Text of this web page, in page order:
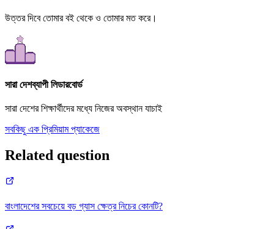
উত্তর দিবে তোমার বই থেকে ও তোমার মত করে।
সারা দেশব্যাপী লিডারবোর্ড
সারা দেশের শিক্ষার্থীদের মধ্যে নিজের অবস্থান যাচাই
সবকিছু এক প্রিমিয়াম প্যাকেজে
Related question
বাংলাদেশের সবচেয়ে বড় গ্যাস ক্ষেত্র নিচের কোনটি?